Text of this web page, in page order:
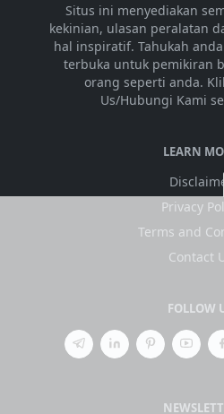
Situs ini menyediakan
kekinian, ulasan peralatan
hal inspiratif. Tahukah
terbuka untuk pemikiran
orang seperti anda.
Us/Hubungi Kami
LEARN
Disclaimer
Privacy
Terms and
Contact
FOLLOW